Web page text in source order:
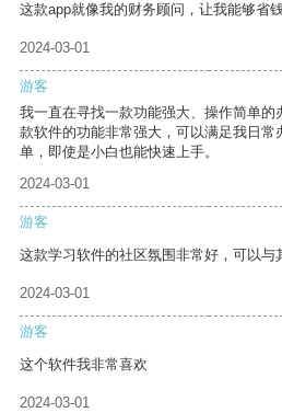
这款app就像我的财务顾问，让我能够省钱
2024-03-01
游客
我一直在寻找一款功能强大、操作简单
款软件的功能非常强大，可以满足我日
单，即使是小白也能快速上手。
2024-03-01
游客
这款学习软件的社区氛围非常好，可以与
2024-03-01
游客
这个软件我非常喜欢
2024-03-01